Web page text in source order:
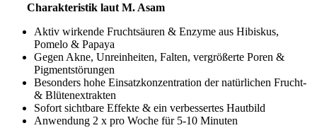
Charakteristik laut M. Asam
Aktiv wirkende Fruchtsäuren & Enzyme aus Hibiskus,
Pomelo & Papaya
Gegen Akne, Unreinheiten, Falten, vergrößerte Poren &
Pigmentstörungen
Besonders hohe Einsatzkonzentration der natürlichen Frucht-
& Blütenextrakten
Sofort sichtbare Effekte & ein verbessertes Hautbild
Anwendung 2 x pro Woche für 5-10 Minuten